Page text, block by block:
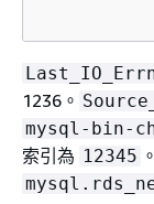
1236。
mysql-bin-
索引為 12345